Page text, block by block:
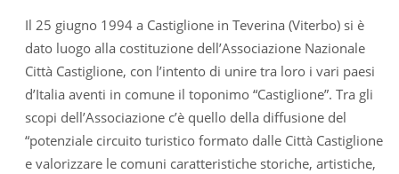
Il 25 giugno 1994 a Castiglione in Teverina (Viterbo) si è
dato luogo alla costituzione dell’Associazione Nazionale
Città Castiglione, con l’intento di unire tra loro i vari paesi
d’Italia aventi in comune il toponimo “Castiglione”. Tra gli
scopi dell’Associazione c’è quello della diffusione del
“potenziale circuito turistico formato dalle Città Castiglione
e valorizzare le comuni caratteristiche storiche, artistiche,